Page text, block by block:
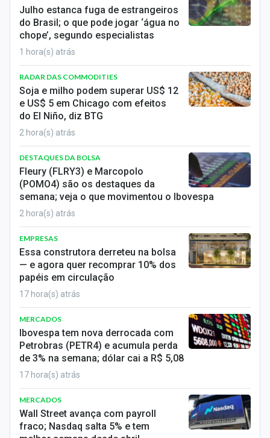
Economia
Empresas
Brasil
Política
Colunas
Especiais
Internacional
Marketing
Tecnologia
Conteúdo de Marca
Sobre
Expediente
Contato
Julho estanca fuga de estrangeiros
do Brasil; o que pode jogar ‘água no
chope’, segundo especialistas
1 hora(s) atrás
RADAR DAS COMMODITIES
Soja e milho podem superar US$ 12
e US$ 5 em Chicago com efeitos
do El Niño, diz BTG
2 hora(s) atrás
DESTAQUES DA BOLSA
Fleury (FLRY3) e Marcopolo
(POMO4) são os destaques da
semana; veja o que movimentou o Ibovespa
2 hora(s) atrás
EMPRESAS
Essa construtora derreteu na bolsa
— e agora quer recomprar 10% dos
papéis em circulação
17 hora(s) atrás
MERCADOS
Ibovespa tem nova derrocada com
Petrobras (PETR4) e acumula perda
de 3% na semana; dólar cai a R$ 5,08
17 hora(s) atrás
MERCADOS
Wall Street avança com payroll
fraco; Nasdaq salta 5% e tem